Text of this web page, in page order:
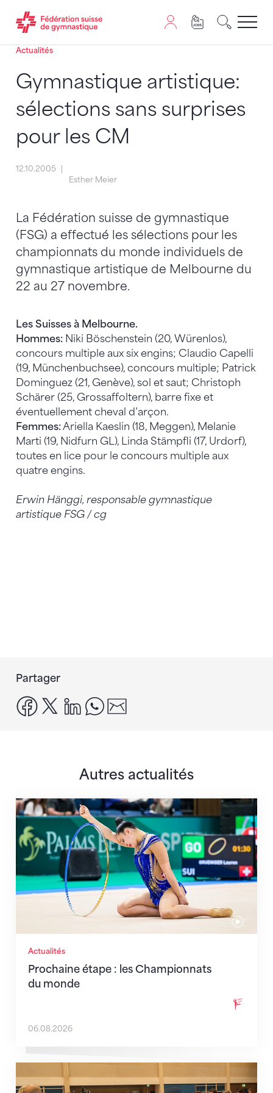
Passer au contenu
Naviguer vers le plan du siten
JavaScript est nécessaire pour naviguer sur ce site.
Actualités
Gymnastique artistique:
sélections sans surprises
pour les CM
12.10.2005
Esther Meier
La Fédération suisse de gymnastique
(FSG) a effectué les sélections pour les
championnats du monde individuels de
gymnastique artistique de Melbourne du
22 au 27 novembre.
Les Suisses à Melbourne.
Hommes: Niki Böschenstein (20, Würenlos),
concours multiple aux six engins; Claudio Capelli
(19, Münchenbuchsee), concours multiple; Patrick
Dominguez (21, Genève), sol et saut; Christoph
Schärer (25, Grossaffoltern), barre fixe et
éventuellement cheval d’arçon.
Femmes:Ariella Kaeslin (18, Meggen), Melanie
Marti (19, Nidfurn GL), Linda Stämpfli (17, Urdorf),
toutes en lice pour le concours multiple aux
quatre engins.
Erwin Hänggi, responsable gymnastique
artistique FSG / cg
Partager
facebook
x linkedinwhatsapp
Autres actualités
Actualités
Prochaine étape : les Championnats
du monde
Prochaine étape : les Championnats du monde
06.08.2026
En route pour Zagreb avec des objectifs clairs